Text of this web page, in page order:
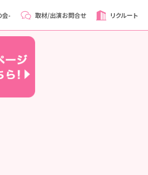
会- 取材/出演お問合せ リクルート